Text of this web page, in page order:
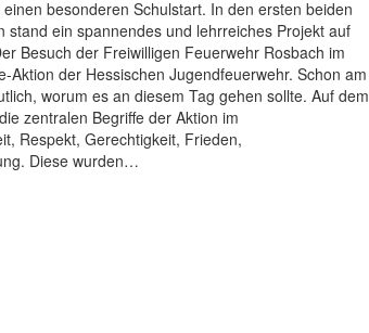
besonderen Schulstart. In den ersten beiden
stand ein spannendes und lehrreiches Projekt auf
Besuch der Freiwilligen Feuerwehr Rosbach im
Aktion der Hessischen Jugendfeuerwehr. Schon am
worum es an diesem Tag gehen sollte. Auf dem
zentralen Begriffe der Aktion im
Respekt, Gerechtigkeit, Frieden,
Diese wurden…